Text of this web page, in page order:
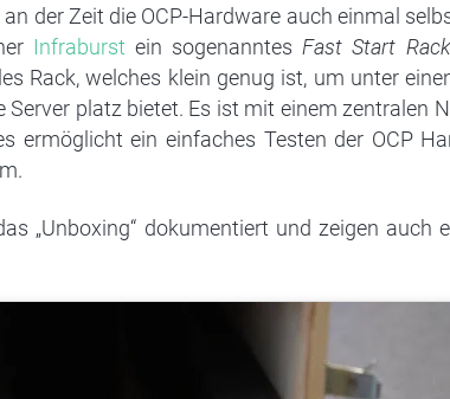
an der Zeit die OCP-Hardware auch einmal
Infraburst ein sogenanntesFast Start Rack
Rack, welches klein genug ist, um unter
platz bietet. Es ist mit einem zentralen
ermöglicht ein einfaches Testen der OCP
„Unboxing“ dokumentiert und zeigen auch